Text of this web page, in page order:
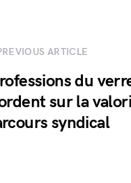
ARTICLE
du
sur la
syndical